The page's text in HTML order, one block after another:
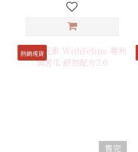
熱銷現貨
售完